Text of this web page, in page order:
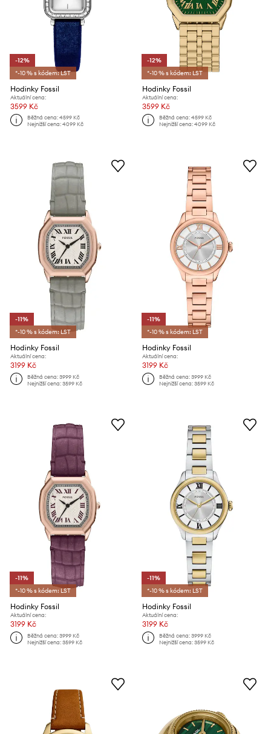
-12%
*-10 % s kódem: LST
Hodinky Fossil
Aktuální cena:
3599 Kč
Běžná cena:4599 Kč
Nejnižší cena:4099 Kč
-12%
*-10 % s kódem: LST
Hodinky Fossil
Aktuální cena:
3599 Kč
Běžná cena:4599 Kč
Nejnižší cena:4099 Kč
-11%
*-10 % s kódem: LST
Hodinky Fossil
Aktuální cena:
3199 Kč
Běžná cena:3999 Kč
Nejnižší cena:3599 Kč
-11%
*-10 % s kódem: LST
Hodinky Fossil
Aktuální cena:
3199 Kč
Běžná cena:3999 Kč
Nejnižší cena:3599 Kč
-11%
*-10 % s kódem: LST
Hodinky Fossil
Aktuální cena:
3199 Kč
Běžná cena:3999 Kč
Nejnižší cena:3599 Kč
-11%
*-10 % s kódem: LST
Hodinky Fossil
Aktuální cena:
3199 Kč
Běžná cena:3999 Kč
Nejnižší cena:3599 Kč